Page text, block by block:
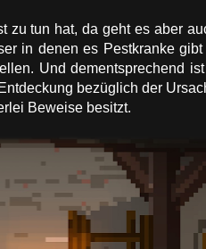
tun hat, da geht es aber
in denen es Pestkranke
Und dementsprechend
bezüglich der
Beweise besitzt.